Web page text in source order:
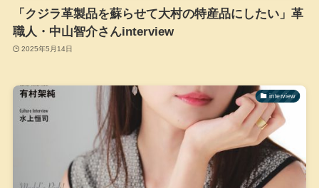
「クジラ革製品を蘇らせて大村の特産品にしたい」革
職人・中山智介さんinterview
2025年5月14日
interview